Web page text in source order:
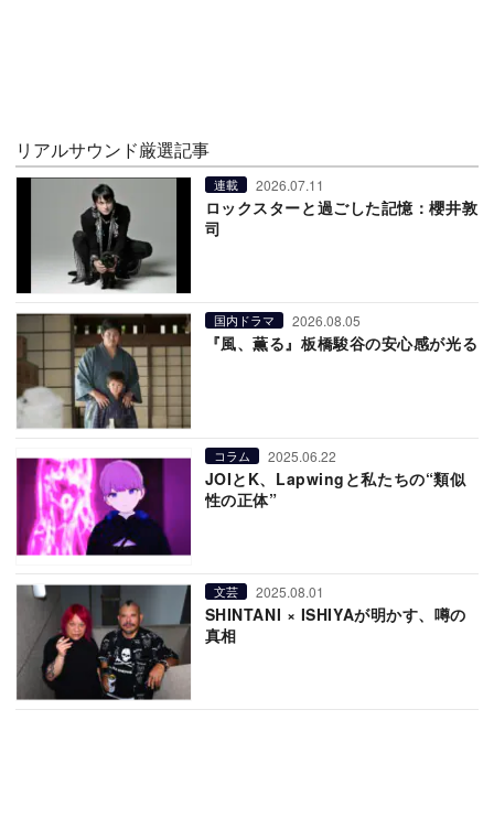
リアルサウンド厳選記事
連載 2026.07.11
ロックスターと過ごした記憶：櫻井敦
司
国内ドラマ 2026.08.05
『風、薫る』板橋駿谷の安心感が光る
コラム 2025.06.22
JOIとK、Lapwingと私たちの“類似
性の正体”
文芸 2025.08.01
SHINTANI × ISHIYAが明かす、噂の
真相